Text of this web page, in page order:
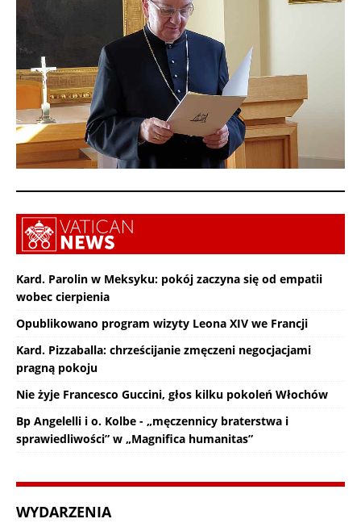
Kard. Parolin w Meksyku: pokój zaczyna się od empatii
wobec cierpienia
Opublikowano program wizyty Leona XIV we Francji
Kard. Pizzaballa: chrześcijanie zmęczeni negocjacjami
pragną pokoju
Nie żyje Francesco Guccini, głos kilku pokoleń Włochów
Bp Angelelli i o. Kolbe - „męczennicy braterstwa i
sprawiedliwości” w „Magnifica humanitas”
WYDARZENIA